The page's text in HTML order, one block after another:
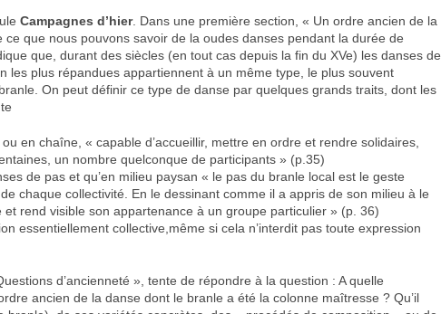
Campagnes d’hier. Dans une première section, « Un ordre ancien de la
ce que nous pouvons savoir de la oudes danses pendant la durée de
que, durant des siècles (en tout cas depuis la fin du XVe) les danses de
les plus répandues appartiennent à un même type, le plus souvent
On peut définir ce type de danse par quelques grands traits, dont les
en chaîne, « capable d’accueillir, mettre en ordre et rendre solidaires,
un nombre quelconque de participants » (p.35)
de pas et qu’en milieu paysan « le pas du branle local est le geste
chaque collectivité. En le dessinant comme il a appris de son milieu à le
rend visible son appartenance à un groupe particulier » (p. 36)
essentiellement collective,même si cela n’interdit pas toute expression
d’ancienneté », tente de répondre à la question : A quelle
ancien de la danse dont le branle a été la colonne maîtresse ? Qu’il